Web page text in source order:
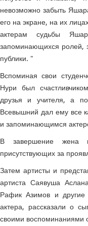
невозможно забыть
его на экране, на их
актерам судьбы
запоминающихся ролей,
публики. "
Вспоминая свои
Нури был
друзья и учителя, а
Всевышний дал ему все
и запоминающимся
В завершение жена
присутствующих за
Затем артисты и
артиста Саявуша
Рафик Азимов и другие
актера, рассказали о
своими воспоминаниями